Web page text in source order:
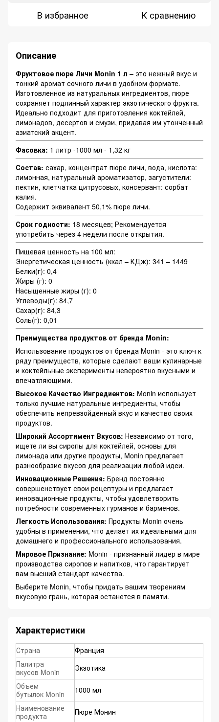
В избранное К сравнению
Описание
Фруктовое пюре Личи Monin 1 л – это нежный вкус и
тонкий аромат сочного личи в удобном формате.
Изготовленное из натуральных ингредиентов, пюре
сохраняет подлинный характер экзотического фрукта.
Идеально подходит для приготовления коктейлей,
лимонадов, десертов и смузи, придавая им утонченный
азиатский акцент.
Фасовка: 1 литр -1000 мл - 1,32 кг
Состав: сахар, концентрат пюре личи, вода, кислота:
лимонная, натуральный ароматизатор, загустители:
пектин, клетчатка цитрусовых, консервант: сорбат
калия.
Содержит эквивалент 50,1% пюре личи.
Срок годности: 18 месяцев; Рекомендуется
употребить через 4 недели после открытия.
Пищевая ценность на 100 мл:
Энергетическая ценность (ккал – КДж): 341 – 1449
Белки(г): 0,4
Жиры (г): 0
Насыщенные жиры (г): 0
Углеводы(г): 84,7
Сахар(г): 84,3
Соль(г): 0,01
Преимущества продуктов от бренда Monin:
Использование продуктов от бренда Monin - это ключ к
ряду преимуществ, которые сделают ваши кулинарные
и коктейльные эксперименты невероятно вкусными и
впечатляющими.
Высокое Качество Ингредиентов: Monin использует
только лучшие натуральные ингредиенты, чтобы
обеспечить непревзойденный вкус и качество своих
продуктов.
Широкий Ассортимент Вкусов: Независимо от того,
ищете ли вы сиропы для коктейлей, основы для
лимонада или другие продукты, Monin предлагает
разнообразие вкусов для реализации любой идеи.
Инновационные Решения: Бренд постоянно
совершенствует свои рецептуры и предлагает
инновационные продукты, чтобы удовлетворить
потребности современных гурманов и барменов.
Легкость Использования: Продукты Monin очень
удобны в применении, что делает их идеальными для
домашнего и профессионального использования.
Мировое Признание: Monin - признанный лидер в мире
производства сиропов и напитков, что гарантирует
вам высший стандарт качества.
Выберите Monin, чтобы придать вашим творениям
вкусовую грань, которая останется в памяти.
Характеристики
Страна
Франция
Палитра
вкусов Monin
Экзотика
Объем
бутылок Monin
1000 мл
Наименование
продукта
Пюре Монин